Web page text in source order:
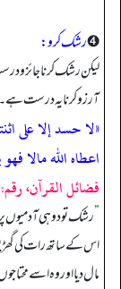
➍رشک کرو:
لیکن رشک کرنا جائز
آرزو کرنا یہ درست ہے۔
«لا حسد إلا على
اعطاه الله مالا
فضائل القرآن، رقم: 5025]
”رشک تو دو ہی آدمیوں
اس کے ساتھ رات کی
مال دیا اور وہ اسے